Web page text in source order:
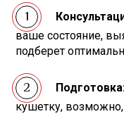
ваше состояние,
подберет
кушетку, возможно,